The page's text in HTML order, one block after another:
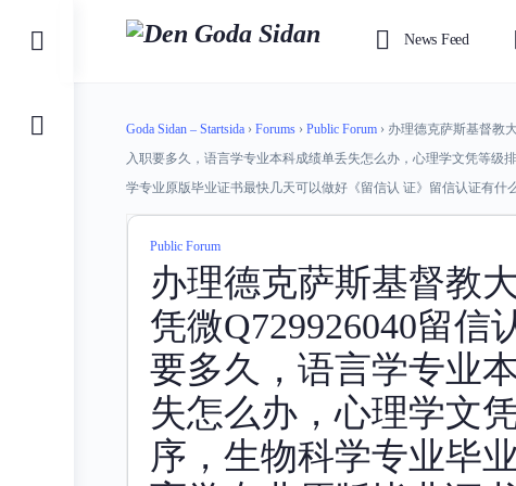
News Feed
Goda Sidan – Startsida › Forums › Public Forum › 办理德克萨斯基督教
入职要多久，语言学专业本科成绩单丢失怎么办，心理学文凭等级
学专业原版毕业证书最快几天可以做好《留信认 证》留信认证有什
Public Forum
办理德克萨斯基督教
凭微Q729926040留信
要多久，语言学专业
失怎么办，心理学文
序，生物科学专业毕